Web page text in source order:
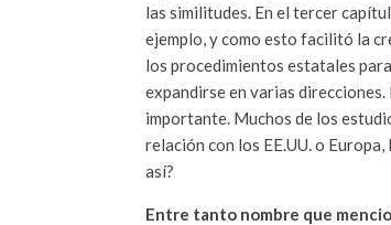
las similitudes. En el tercer
ejemplo, y como esto facilitó la
los procedimientos estatales
expandirse en varias
importante. Muchos de los
relación con los EE.UU. o
así?
Entre tanto nombre que